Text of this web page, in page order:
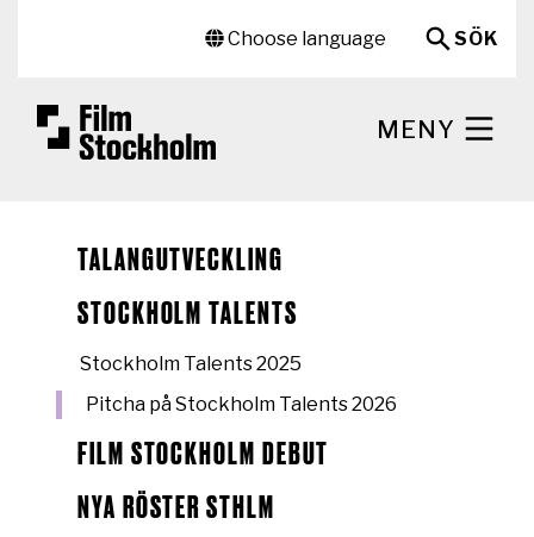
Choose language
SÖK
MENY
TALANGUTVECKLING
STOCKHOLM TALENTS
Stockholm Talents 2025
Pitcha på Stockholm Talents 2026
FILM STOCKHOLM DEBUT
NYA RÖSTER STHLM